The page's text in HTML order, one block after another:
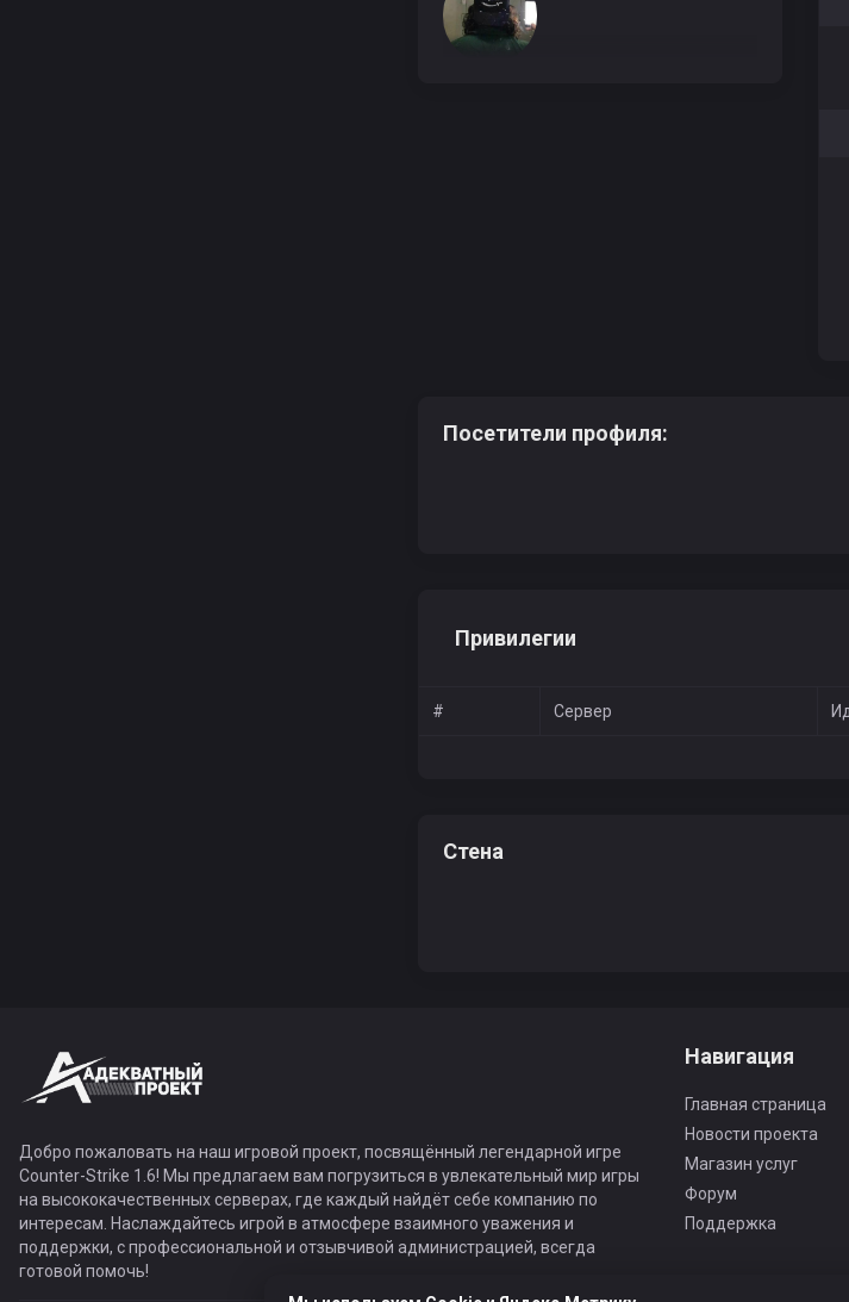
Посетители профиля:
Привилегии
# Сервер
Стена
Добро пожаловать на наш игровой проект, посвящённый легендарной игре
Counter-Strike 1.6! Мы предлагаем вам погрузиться в увлекательный мир игры
на высококачественных серверах, где каждый найдёт себе компанию по
интересам. Наслаждайтесь игрой в атмосфере взаимного уважения и
поддержки, с профессиональной и отзывчивой администрацией, всегда
готовой помочь!
Навигация
Главная страница
Новости проекта
Магазин услуг
Форум
Поддержка